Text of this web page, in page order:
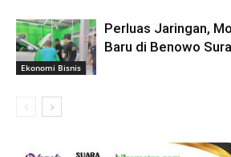
Ekonomi Bisnis
Perluas Jaringan,
Baru di Benowo